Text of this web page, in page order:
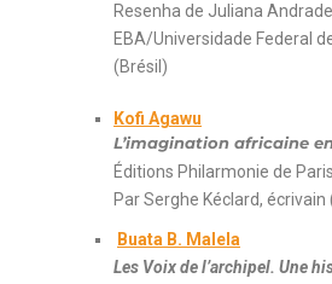
Resenha de Juliana
EBA/Universidade Federal
(Brésil)
Kofi Agawu
L’imagination africaine
Éditions Philarmonie de
Par Serghe Kéclard, écrivain
Buata B. Malela
Les Voix de l’archipel. Une